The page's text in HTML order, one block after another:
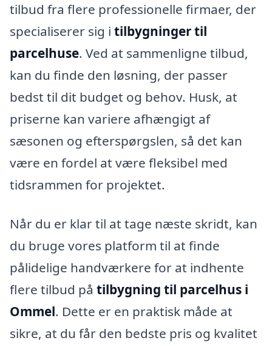
tilbud fra flere professionelle firmaer, der
specialiserer sig i tilbygninger til
parcelhuse. Ved at sammenligne tilbud,
kan du finde den løsning, der passer
bedst til dit budget og behov. Husk, at
priserne kan variere afhængigt af
sæsonen og efterspørgslen, så det kan
være en fordel at være fleksibel med
tidsrammen for projektet.
Når du er klar til at tage næste skridt, kan
du bruge vores platform til at finde
pålidelige handværkere for at indhente
flere tilbud på tilbygning til parcelhus i
Ommel. Dette er en praktisk måde at
sikre, at du får den bedste pris og kvalitet